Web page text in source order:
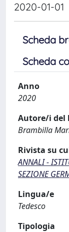
2020-01-01
Scheda
Scheda
Anno
2020
Autore/i del
Brambilla
Rivista su
ANNALI -
SEZIONE
Lingua/e
Tedesco
Tipologia